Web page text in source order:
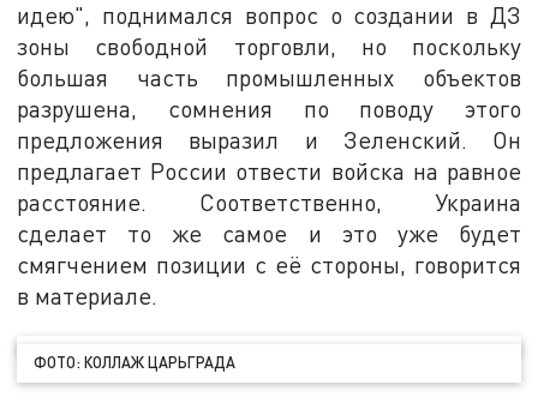
идею", поднимался вопрос о создании в ДЗ
зоны свободной торговли, но поскольку
большая часть промышленных объектов
разрушена, сомнения по поводу этого
предложения выразил и Зеленский. Он
предлагает России отвести войска на равное
расстояние. Соответственно, Украина
сделает то же самое и это уже будет
смягчением позиции с её стороны, говорится
в материале.
ФОТО: КОЛЛАЖ ЦАРЬГРАДА